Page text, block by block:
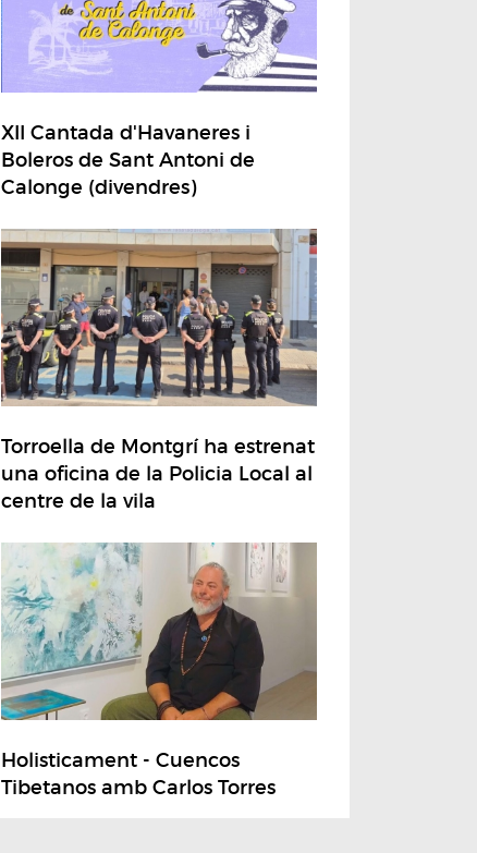
XII Cantada d'Havaneres i
Boleros de Sant Antoni de
Calonge (divendres)
Torroella de Montgrí ha estrenat
una oficina de la Policia Local al
centre de la vila
Holisticament - Cuencos
Tibetanos amb Carlos Torres